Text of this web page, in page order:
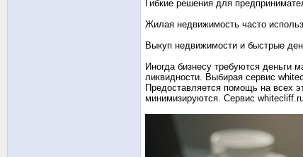
Гибкие решения для
Жилая недвижимость часто
Выкуп недвижимости и быстрые
Иногда бизнесу требуются деньги
ликвидности. Выбирая сервис
Предоставляется помощь на всех
минимизируются. Сервис